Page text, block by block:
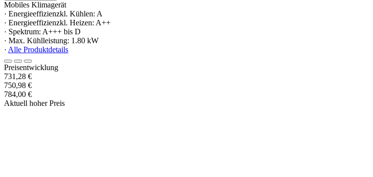
Mobiles Klimagerät
· Energieeffizienzkl. Kühlen: A
· Energieeffizienzkl. Heizen: A++
· Spektrum: A+++ bis D
· Max. Kühlleistung: 1.80 kW
· Alle Produktdetails
Preisentwicklung
731,28 €
750,98 €
784,00 €
Aktuell hoher Preis